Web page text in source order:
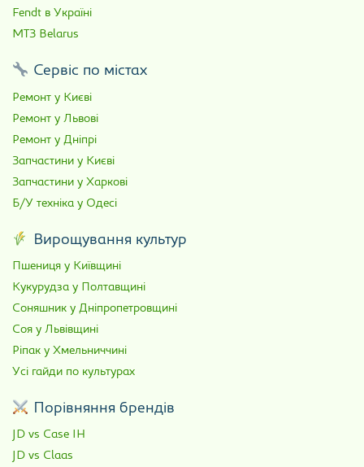
Fendt в Україні
МТЗ Belarus
Сервіс по містах
Ремонт у Києві
Ремонт у Львові
Ремонт у Дніпрі
Запчастини у Києві
Запчастини у Харкові
Б/У техніка у Одесі
Вирощування культур
Пшениця у Київщині
Кукурудза у Полтавщині
Соняшник у Дніпропетровщині
Соя у Львівщині
Ріпак у Хмельниччині
Усі гайди по культурах
Порівняння брендів
JD vs Case IH
JD vs Claas